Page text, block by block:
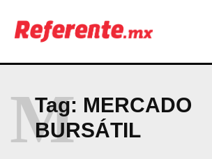
Tag: MERCADO
BURSÁTIL
M